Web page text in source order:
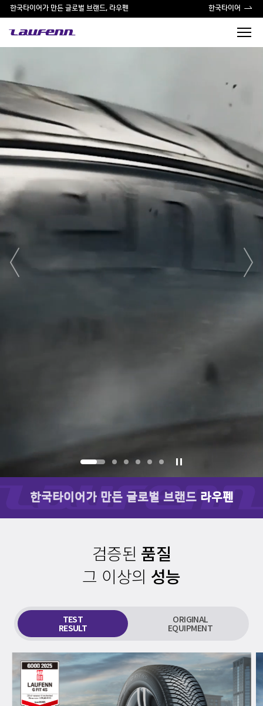
한국타이어가 만든 글로벌 브랜드, 라우펜 한국타이어
prev
next
한국타이어가 만든 글로벌 브랜드 라우펜
검증된 품질
그 이상의 성능
TEST
RESULT
ORIGINAL
EQUIPMENT